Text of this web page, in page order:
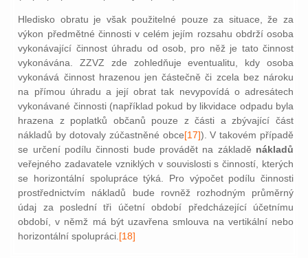
Hledisko obratu je však použitelné pouze za situace, že za
výkon předmětné činnosti v celém jejím rozsahu obdrží osoba
vykonávající činnost úhradu od osob, pro něž je tato činnost
vykonávána. ZZVZ zde zohledňuje eventualitu, kdy osoba
vykonává činnost hrazenou jen částečně či zcela bez nároku
na přímou úhradu a její obrat tak nevypovídá o adresátech
vykonávané činnosti (například pokud by likvidace odpadu byla
hrazena z poplatků občanů pouze z části a zbývající část
nákladů by dotovaly zúčastněné obce[17]). V takovém případě
se určení podílu činnosti bude provádět na základě nákladů
veřejného zadavatele vzniklých v souvislosti s činností, kterých
se horizontální spolupráce týká. Pro výpočet podílu činnosti
prostřednictvím nákladů bude rovněž rozhodným průměrný
údaj za poslední tři účetní období předcházející účetnímu
období, v němž má být uzavřena smlouva na vertikální nebo
horizontální spolupráci.[18]